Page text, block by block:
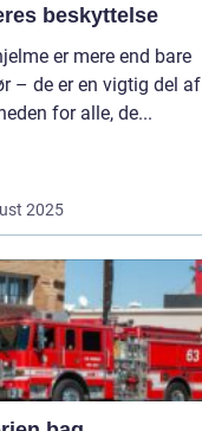
beskyttelse
er mere end bare
– de er en vigtig del af
for alle, de...
2025